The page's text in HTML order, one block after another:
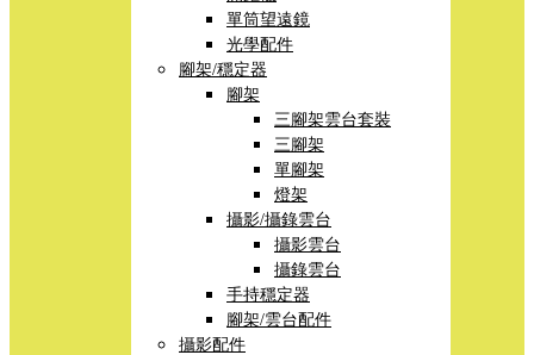
單筒望遠鏡
光學配件
腳架/穩定器
腳架
三腳架雲台套裝
三腳架
單腳架
燈架
攝影/攝錄雲台
攝影雲台
攝錄雲台
手持穩定器
腳架/雲台配件
攝影配件